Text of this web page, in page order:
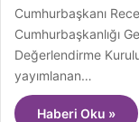
Cumhurbaşkanı
Cumhurbaşkanlığı
Değerlendirme
yayımlanan…
Haberi Oku »